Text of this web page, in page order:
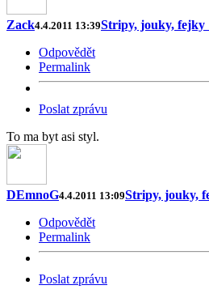
Zack4.4.2011 13:39Stripy, jouky, fejky
Odpovědět
Permalink
Poslat zprávu
To ma byt asi styl.
DEmnoG4.4.2011 13:09Stripy, jouky,
Odpovědět
Permalink
Poslat zprávu